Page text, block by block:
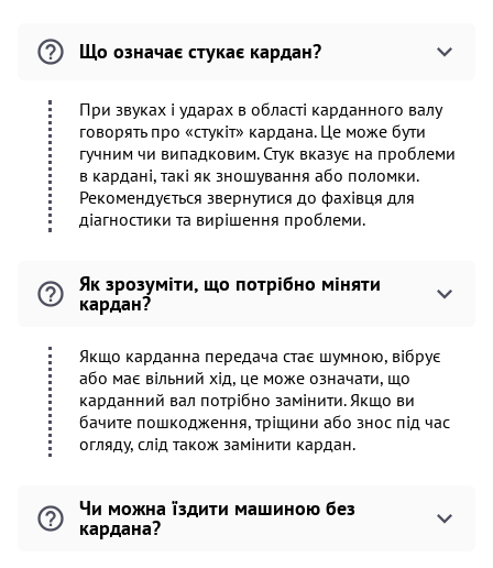
Що означає стукає кардан?
При звуках і ударах в області карданного валу
говорять про «стукіт» кардана. Це може бути
гучним чи випадковим. Стук вказує на проблеми
в кардані, такі як зношування або поломки.
Рекомендується звернутися до фахівця для
діагностики та вирішення проблеми.
Як зрозуміти, що потрібно міняти
кардан?
Якщо карданна передача стає шумною, вібрує
або має вільний хід, це може означати, що
карданний вал потрібно замінити. Якщо ви
бачите пошкодження, тріщини або знос під час
огляду, слід також замінити кардан.
Чи можна їздити машиною без
кардана?